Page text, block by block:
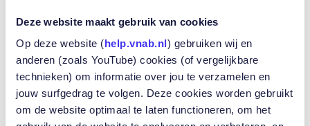
Deze website maakt gebruik van cookies
Op deze website (help.vnab.nl) gebruiken wij en
anderen (zoals YouTube) cookies (of vergelijkbare
technieken) om informatie over jou te verzamelen en
jouw surfgedrag te volgen. Deze cookies worden gebruikt
om de website optimaal te laten functioneren, om het
Acrisure Marktevenement